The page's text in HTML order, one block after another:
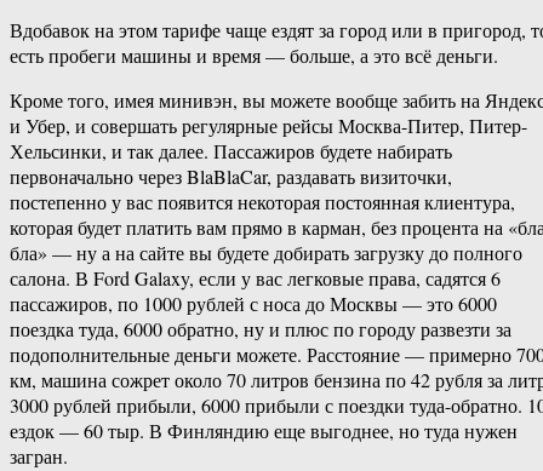
Вдобавок на этом тарифе чаще ездят за город или в пригород,
есть пробеги машины и время — больше, а это всё деньги.
Кроме того, имея минивэн, вы можете вообще забить на
и Убер, и совершать регулярные рейсы Москва-Питер, Питер-
Хельсинки, и так далее. Пассажиров будете набирать
первоначально через BlaBlaCar, раздавать визиточки,
постепенно у вас появится некоторая постоянная клиентура,
которая будет платить вам прямо в карман, без процента на
бла» — ну а на сайте вы будете добирать загрузку до полного
салона. В Ford Galaxy, если у вас легковые права, садятся 6
пассажиров, по 1000 рублей с носа до Москвы — это 6000
поездка туда, 6000 обратно, ну и плюс по городу развезти за
подополнительные деньги можете. Расстояние — примерно
км, машина сожрет около 70 литров бензина по 42 рубля за
3000 рублей прибыли, 6000 прибыли с поездки туда-обратно.
ездок — 60 тыр. В Финляндию еще выгоднее, но туда нужен
загран.